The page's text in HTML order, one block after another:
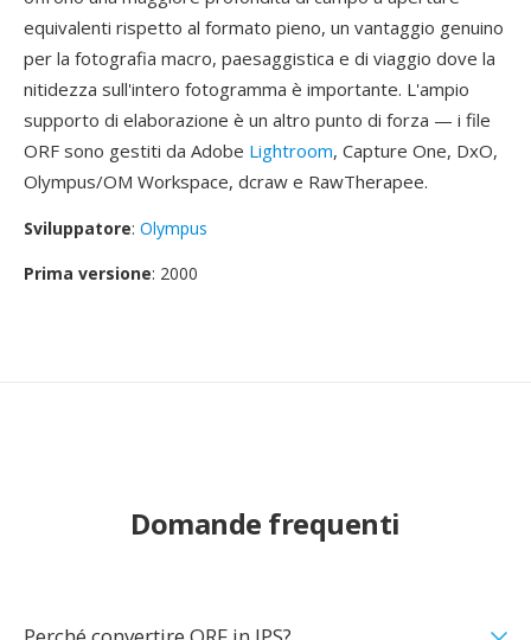
equivalenti rispetto al formato pieno, un vantaggio genuino
per la fotografia macro, paesaggistica e di viaggio dove la
nitidezza sull'intero fotogramma è importante. L'ampio
supporto di elaborazione è un altro punto di forza — i file
ORF sono gestiti da Adobe Lightroom, Capture One, DxO,
Olympus/OM Workspace, dcraw e RawTherapee.
Sviluppatore: Olympus
Prima versione: 2000
Domande frequenti